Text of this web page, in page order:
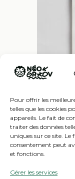
Pour offrir les
telles que les cookies
appareils. Le fait de
traiter des données
uniques sur ce site.
consentement peut
et fonctions.
Gérer les services